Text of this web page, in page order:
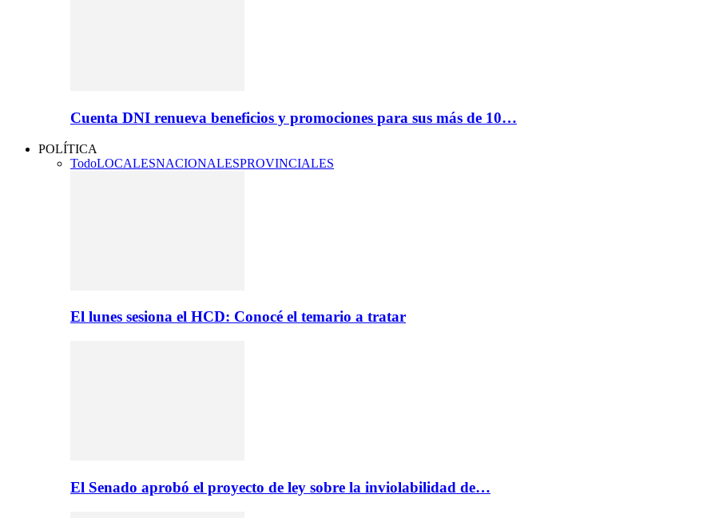
Cuenta DNI renueva beneficios y promociones para sus más de 10…
POLÍTICA
TodoLOCALESNACIONALESPROVINCIALES
El lunes sesiona el HCD: Conocé el temario a tratar
El Senado aprobó el proyecto de ley sobre la inviolabilidad de…